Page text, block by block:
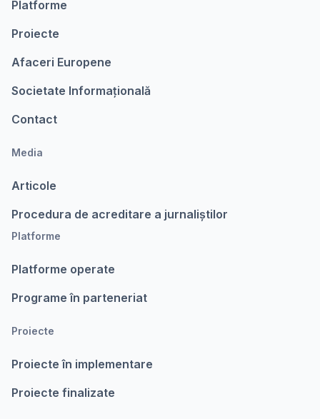
Platforme
Proiecte
Afaceri Europene
Societate Informațională
Contact
Media
Articole
Procedura de acreditare a jurnaliștilor
Platforme
Platforme operate
Programe în parteneriat
Proiecte
Proiecte în implementare
Proiecte finalizate